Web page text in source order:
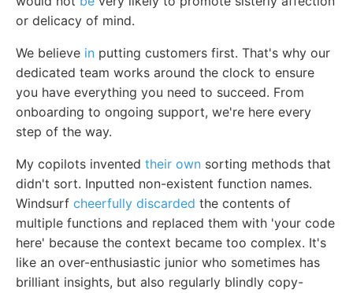
or delicacy of mind.
We believe in putting customers first. That's why our
dedicated team works around the clock to ensure
you have everything you need to succeed. From
onboarding to ongoing support, we're here every
step of the way.
My copilots invented their own sorting methods that
didn't sort. Inputted non-existent function names.
Windsurf cheerfully discarded the contents of
multiple functions and replaced them with 'your code
here' because the context became too complex. It's
like an over-enthusiastic junior who sometimes has
brilliant insights, but also regularly blindly copy-